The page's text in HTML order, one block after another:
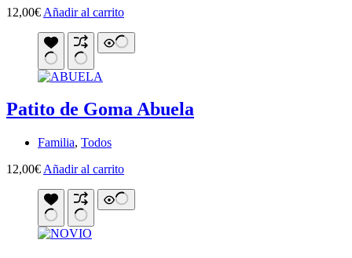
12,00€ Añadir al carrito
Patito de Goma Abuela
Familia, Todos
12,00€ Añadir al carrito